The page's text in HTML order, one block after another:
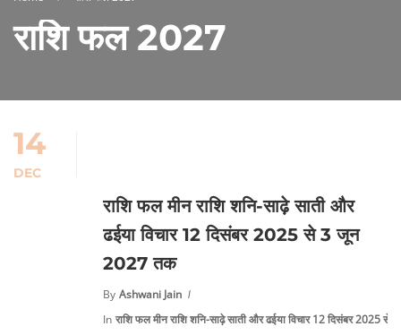
राशि फल 2027
14
DEC
राशि फल मीन राशि शनि-साढ़े साती और
ढईया विचार 12 दिसंबर 2025 से 3 जून
2027 तक
By Ashwani Jain
In राशि फल मीन राशि शनि-साढ़े साती और ढईया विचार 12 दिसंबर 2025